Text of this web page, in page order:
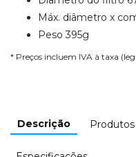
Máx. diâmetro x
Peso 395g
* Preços incluem IVA à taxa
Descrição